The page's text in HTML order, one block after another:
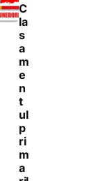
C
la
s
a
m
e
n
t
ul
p
ri
m
a